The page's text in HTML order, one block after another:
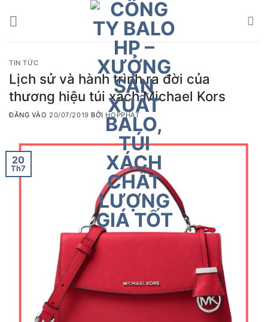
TIN TỨC
Lịch sử và hành trình ra đời của
thương hiệu túi xách Michael Kors
ĐĂNG VÀO 20/07/2019 BỞI HOPPHAT
20
Th7